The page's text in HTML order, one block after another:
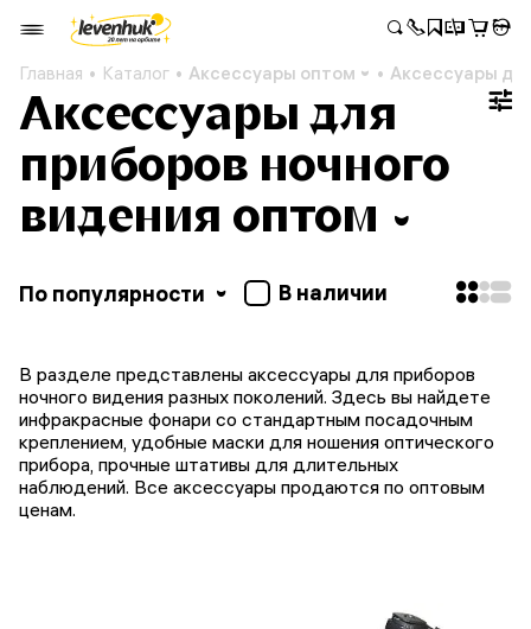
Главная Каталог Аксессуары оптом Аксессуары
Аксессуары для
приборов ночного
видения оптом
По популярности В наличии
В разделе представлены аксессуары для приборов
ночного видения разных поколений. Здесь вы найдете
инфракрасные фонари со стандартным посадочным
креплением, удобные маски для ношения оптического
прибора, прочные штативы для длительных
наблюдений. Все аксессуары продаются по оптовым
ценам.